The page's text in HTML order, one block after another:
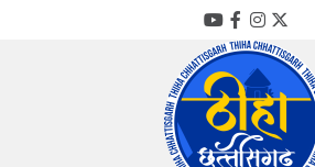
YouTube
Facebook